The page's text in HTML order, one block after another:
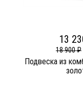
13
18 900 ₽
Подвеска из